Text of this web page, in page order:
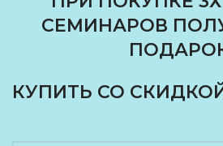
СЕМИНАРОВ
КУПИТЬ СО